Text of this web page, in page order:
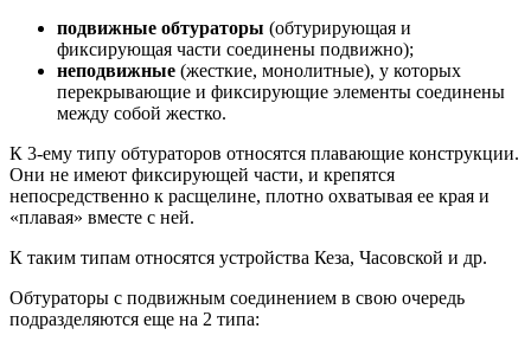
подвижные обтураторы (обтурирующая и
фиксирующая части соединены подвижно);
неподвижные (жесткие, монолитные), у которых
перекрывающие и фиксирующие элементы соединены
между собой жестко.
К 3-ему типу обтураторов относятся плавающие конструкции.
Они не имеют фиксирующей части, и крепятся
непосредственно к расщелине, плотно охватывая ее края и
«плавая» вместе с ней.
К таким типам относятся устройства Кеза, Часовской и др.
Обтураторы с подвижным соединением в свою очередь
подразделяются еще на 2 типа: